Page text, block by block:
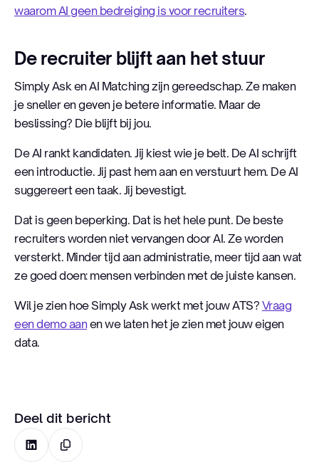
waarom AI geen bedreiging is voor recruiters.
De recruiter blijft aan het stuur
Simply Ask en AI Matching zijn gereedschap. Ze maken
je sneller en geven je betere informatie. Maar de
beslissing? Die blijft bij jou.
De AI rankt kandidaten. Jij kiest wie je belt. De AI schrijft
een introductie. Jij past hem aan en verstuurt hem. De AI
suggereert een taak. Jij bevestigt.
Dat is geen beperking. Dat is het hele punt. De beste
recruiters worden niet vervangen door AI. Ze worden
versterkt. Minder tijd aan administratie, meer tijd aan wat
ze goed doen: mensen verbinden met de juiste kansen.
Wil je zien hoe Simply Ask werkt met jouw ATS? Vraag
een demo aanen we laten het je zien met jouw eigen
data.
Deel dit bericht